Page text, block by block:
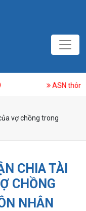
ASN thông báo nghỉ Lễ
vợ chồng trong
CHIA TÀI
CHỒNG
NHÂN